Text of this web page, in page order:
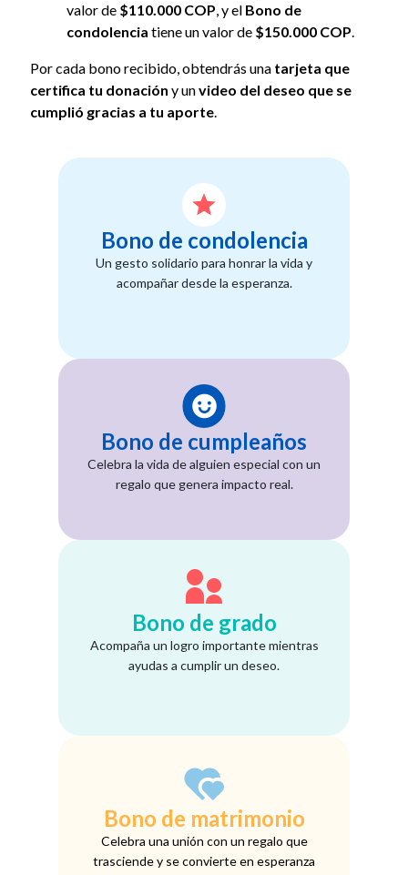
valor de $110.000 COP, y el Bono de
condolencia tiene un valor de $150.000 COP.
Por cada bono recibido, obtendrás una tarjeta que
certifica tu donación y unvideo del deseo que se
cumplió gracias a tu aporte.
Bono de condolencia
Un gesto solidario para honrar la vida y
acompañar desde la esperanza.
Bono de cumpleaños
Celebra la vida de alguien especial con un
regalo que genera impacto real.
Bono de grado
Acompaña un logro importante mientras
ayudas a cumplir un deseo.
Bono de matrimonio
Celebra una unión con un regalo que
trasciende y se convierte en esperanza